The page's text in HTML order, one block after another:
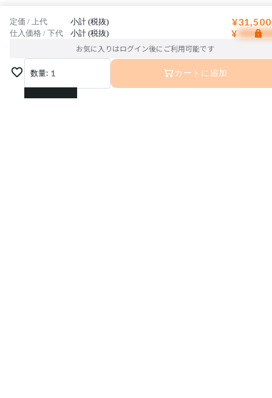
定価 / 上代 小計 (税抜)
仕入価格 / 下代 小計 (税抜) ¥
お気に入りはログイン後にご利用可能です
数量: 1
1
カートに追加